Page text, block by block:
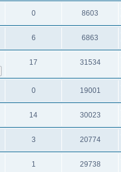
0 8603
6 6863
17 31534
0 19001
14 30023
3 20774
1 29738